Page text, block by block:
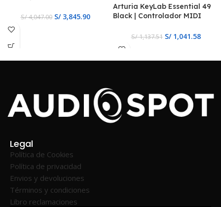
S/4,047.00 S/3,845.90
Arturia KeyLab Essential 49
Black | Controlador MIDI
S/1,137.51 S/1,041.58
Legal
Política de Cookies
Política de privacidad
Envios y devoluciones
Términos y condiciones
Libro reclamaciones